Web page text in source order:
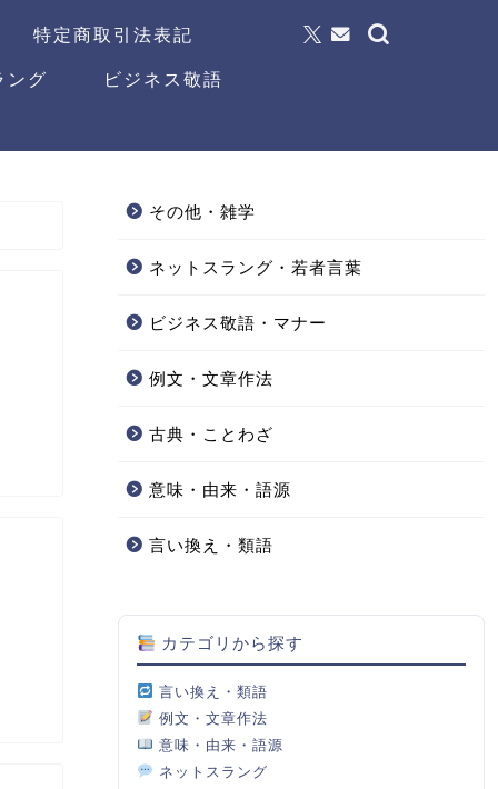
特定商取引法表記
ング
ビジネス敬語
その他・雑学
ネットスラング・若者言葉
ビジネス敬語・マナー
例文・文章作法
古典・ことわざ
意味・由来・語源
言い換え・類語
カテゴリから探す
言い換え・類語
例文・文章作法
意味・由来・語源
ネットスラング